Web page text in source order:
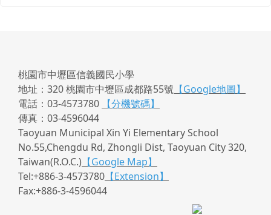
桃園市中壢區信義國民小學
地址：320 桃園市中壢區成都路55號 【Google地圖】
電話：03-4573780
【分機號碼】
傳真：03-4596044
Taoyuan Municipal Xin Yi Elementary School
No.55,Chengdu Rd, Zhongli Dist, Taoyuan City 320,
Taiwan(R.O.C.) 【Google Map】
Tel:+886-3-4573780 【Extension】
Fax:+886-3-4596044